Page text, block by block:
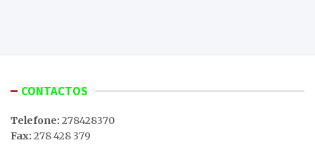
CONTACTOS
Telefone: 278428370
Fax: 278 428 379